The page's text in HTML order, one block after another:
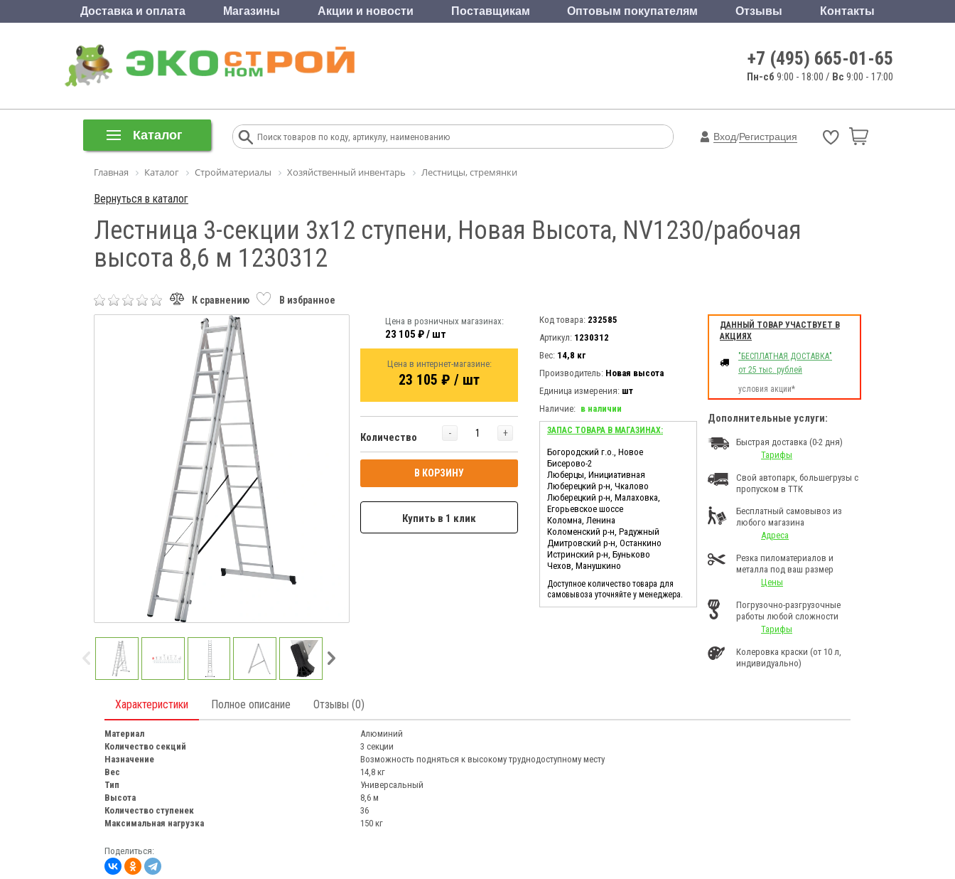
Доставка и оплата Магазины Акции и новости Поставщикам Оптовым покупателям Отзывы Контакты
+7 (495) 665-01-65
Пн-сб 9:00 - 18:00 / Вс 9:00 - 17:00
Каталог Вход/Регистрация
Главная Каталог Стройматериалы Хозяйственный инвентарь Лестницы, стремянки
Вернуться в каталог
Лестница 3-секции 3х12 ступени, Новая Высота, NV1230/рабочая
высота 8,6 м 1230312
К сравнению В избранное
Цена в розничных магазинах:
23 105 ₽ / шт
Цена в интернет-магазине:
23 105 ₽ / шт
Количество - +
В КОРЗИНУ
Купить в 1 клик
Код товара: 232585
Артикул: 1230312
Вес: 14,8 кг
Производитель: Новая высота
Единица измерения: шт
Наличие: в наличии
ЗАПАС ТОВАРА В МАГАЗИНАХ:
Богородский г.о., Новое
Бисерово-2
Люберцы, Инициативная
Люберецкий р-н, Чкалово
Люберецкий р-н, Малаховка,
Егорьевское шоссе
Коломна, Ленина
Коломенский р-н, Радужный
Дмитровский р-н, Останкино
Истринский р-н, Буньково
Чехов, Манушкино
Доступное количество товара для
самовывоза уточняйте у менеджера.
ДАННЫЙ ТОВАР УЧАСТВУЕТ В
АКЦИЯХ
"БЕСПЛАТНАЯ ДОСТАВКА"
от 25 тыс. рублей
условия акции*
Дополнительные услуги:
Быстрая доставка (0-2 дня)
Тарифы
Свой автопарк, большегрузы с
пропуском в ТТК
Бесплатный самовывоз из
любого магазина
Адреса
Резка пиломатериалов и
металла под ваш размер
Цены
Погрузочно-разгрузочные
работы любой сложности
Тарифы
Колеровка краски (от 10 л,
индивидуально)
Характеристики Полное описание Отзывы (0)
Материал
Алюминий
Количество секций
3 секции
Назначение
Возможность подняться к высокому труднодоступному месту
Вес
14,8 кг
Тип
Универсальный
Высота
8,6 м
Количество ступенек
36
Максимальная нагрузка
150 кг
Поделиться: